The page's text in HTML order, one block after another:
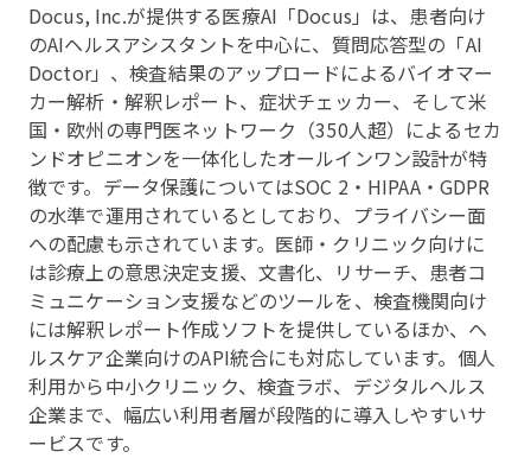
Docus, Inc.が提供する医療AI「Docus」は、患者向け
のAIヘルスアシスタントを中心に、質問応答型の「AI
Doctor」、検査結果のアップロードによるバイオマー
カー解析・解釈レポート、症状チェッカー、そして米
国・欧州の専門医ネットワーク（350人超）によるセカ
ンドオピニオンを一体化したオールインワン設計が特
徴です。データ保護についてはSOC 2・HIPAA・GDPR
の水準で運用されているとしており、プライバシー面
への配慮も示されています。医師・クリニック向けに
は診療上の意思決定支援、文書化、リサーチ、患者コ
ミュニケーション支援などのツールを、検査機関向け
には解釈レポート作成ソフトを提供しているほか、ヘ
ルスケア企業向けのAPI統合にも対応しています。個人
利用から中小クリニック、検査ラボ、デジタルヘルス
企業まで、幅広い利用者層が段階的に導入しやすいサ
ービスです。